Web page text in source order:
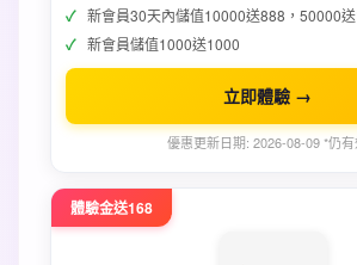
新會員30天內儲值10000送888，50000
新會員儲值1000送1000
立即體驗 →
優惠更新日期: 2026-08-09 *仍
體驗金送168